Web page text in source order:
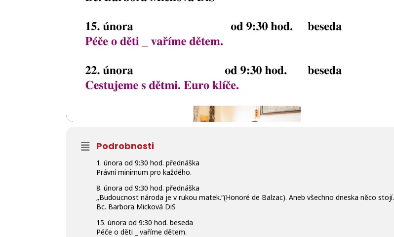
Podrobnosti
1. února od 9:30 hod. přednáška
Právní minimum pro každého.
8. února od 9:30 hod. přednáška
„Budoucnost národa je v rukou matek.“(Honoré de Balzac). Aneb všechno dneska něco stojí.
Bc. Barbora Micková DiS
15. února od 9:30 hod. beseda
Péče o děti _ vaříme dětem.